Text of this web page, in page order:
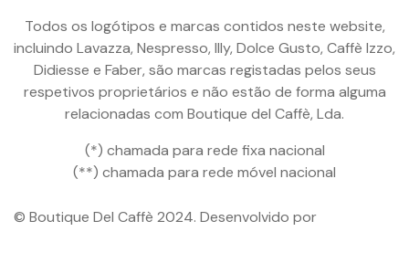
Todos os logótipos e marcas contidos neste website,
incluindo Lavazza, Nespresso, Illy, Dolce Gusto, Caffè Izzo,
Didiesse e Faber, são marcas registadas pelos seus
respetivos proprietários e não estão de forma alguma
relacionadas com Boutique del Caffè, Lda.
(*) chamada para rede fixa nacional
(**) chamada para rede móvel nacional
© Boutique Del Caffè 2024. Desenvolvido por